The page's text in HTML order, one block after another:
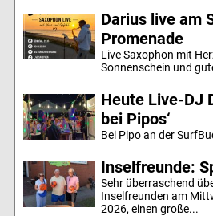
Darius live am
Promenade
Live Saxophon mit
Sonnenschein und
Heute Live-DJ
bei Pipos‘
Bei Pipo an der
Inselfreunde:
Sehr überraschend
Inselfreunden am
2026, einen große...